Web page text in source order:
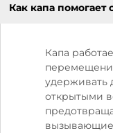
Как капа помогает
Капа
удерживать
открытыми
вызывающие